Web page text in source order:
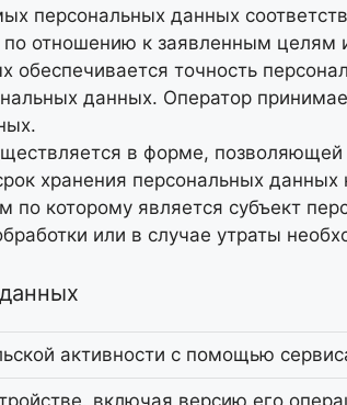
персональных данных
отношению к заявленным целям
обеспечивается точность
данных. Оператор
в форме,
хранения персональных
по которому является субъект
или в случае утраты
активности с помощью
включая версию его